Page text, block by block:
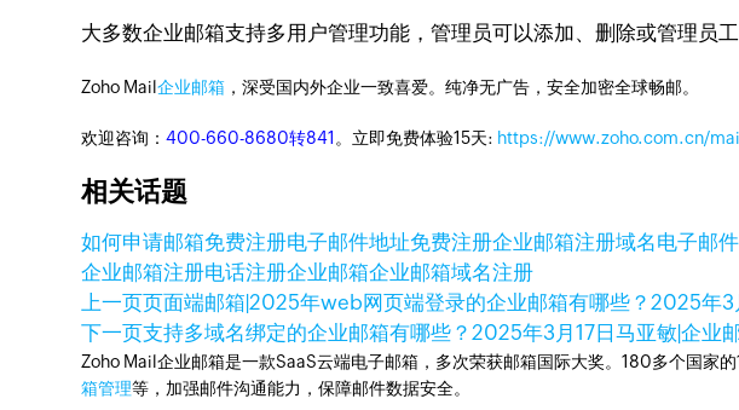
大多数企业邮箱支持多用户管理功能，管理员可以添加、删除或管理员
Zoho Mail企业邮箱 ，深受国内外企业一致喜爱。纯净无广告，安全加密全球畅邮。
欢迎咨询：400-660-8680转841 。立即免费体验15天: https://www.zoho.com.cn/
相关话题
如何申请邮箱免费注册电子邮件地址免费注册企业邮箱注册域名电子邮
企业邮箱注册电话注册企业邮箱企业邮箱域名注册
上一页页面端邮箱|2025年web网页端登录的企业邮箱有哪些？ 2025年3
下一页支持多域名绑定的企业邮箱有哪些？ 2025年3月17日马亚敏|企业
Zoho Mail企业邮箱是一款SaaS云端电子邮箱，多次荣获邮箱国际大奖。180多个国家
箱管理等，加强邮件沟通能力，保障邮件数据安全。